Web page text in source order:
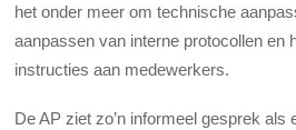
het onder meer om technische
aanpassen van interne protocollen en
instructies aan medewerkers.
De AP ziet zo’n informeel gesprek als